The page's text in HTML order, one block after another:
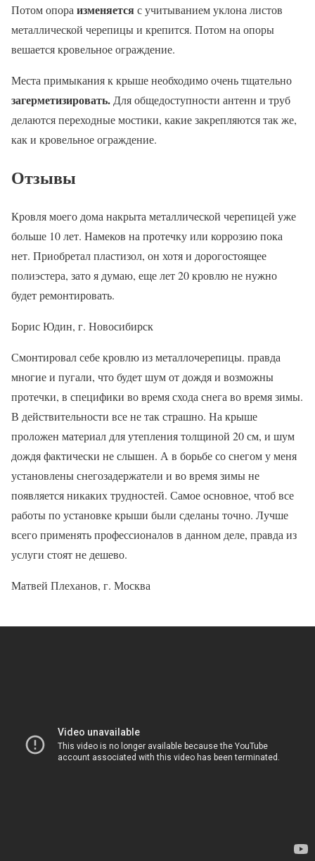
Потом опора изменяетсяс учитыванием уклона листов
металлической черепицы и крепится. Потом на опоры
вешается кровельное ограждение.
Места примыкания к крыше необходимо очень тщательно
загерметизировать. Для общедоступности антенн и труб
делаются переходные мостики, какие закрепляются так же,
как и кровельное ограждение.
Отзывы
Кровля моего дома накрыта металлической черепицей уже
больше 10 лет. Намеков на протечку или коррозию пока
нет. Приобретал пластизол, он хотя и дорогостоящее
полиэстера, зато я думаю, еще лет 20 кровлю не нужно
будет ремонтировать.
Борис Юдин, г. Новосибирск
Смонтировал себе кровлю из металлочерепицы. правда
многие и пугали, что будет шум от дождя и возможны
протечки, в специфики во время схода снега во время зимы.
В действительности все не так страшно. На крыше
проложен материал для утепления толщиной 20 см, и шум
дождя фактически не слышен. А в борьбе со снегом у меня
установлены снегозадержатели и во время зимы не
появляется никаких трудностей. Самое основное, чтоб все
работы по установке крыши были сделаны точно. Лучше
всего применять профессионалов в данном деле, правда из
услуги стоят не дешево.
Матвей Плеханов, г. Москва